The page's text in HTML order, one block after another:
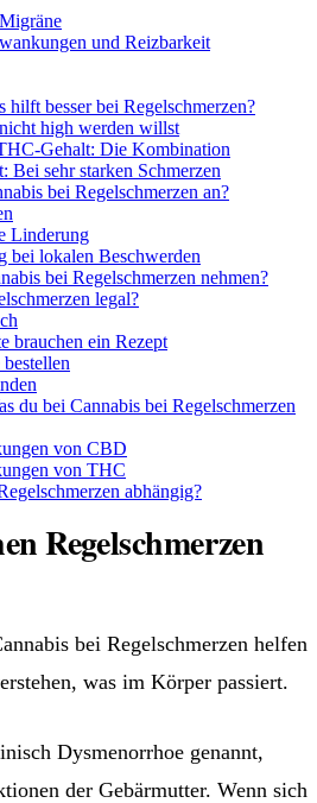
und Reizbarkeit
besser bei Regelschmerzen?
high werden willst
Gehalt: Die Kombination
Bei sehr starken Schmerzen
bei Regelschmerzen an?
Linderung
bei lokalen Beschwerden
bei Regelschmerzen nehmen?
legal?
brauchen ein Rezept
du bei Cannabis bei Regelschmerzen
von CBD
von THC
abhängig?
Regelschmerzen
bei Regelschmerzen helfen
was im Körper passiert.
Dysmenorrhoe genannt,
der Gebärmutter. Wenn sich